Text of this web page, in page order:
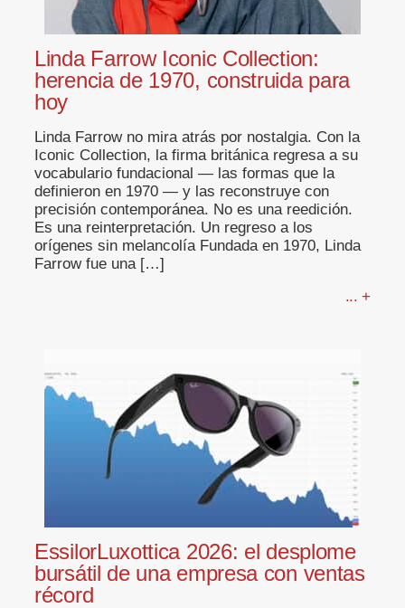
Linda Farrow Iconic Collection:
herencia de 1970, construida para
hoy
Linda Farrow no mira atrás por nostalgia. Con la
Iconic Collection, la firma británica regresa a su
vocabulario fundacional — las formas que la
definieron en 1970 — y las reconstruye con
precisión contemporánea. No es una reedición.
Es una reinterpretación. Un regreso a los
orígenes sin melancolía Fundada en 1970, Linda
Farrow fue una […]
... +
EssilorLuxottica 2026: el desplome
bursátil de una empresa con ventas
récord